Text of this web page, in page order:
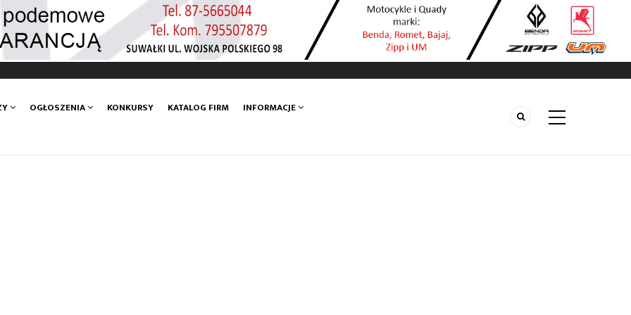
OGŁOSZENIA KONKURSY KATALOG FIRM INFORMACJE